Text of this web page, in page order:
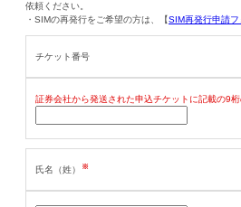
依頼ください。
・SIMの再発行をご希望の方は、【SIM再発行申請フ
チケット番号
証券会社から発送された申込チケットに記載の9桁
氏名（姓） ※